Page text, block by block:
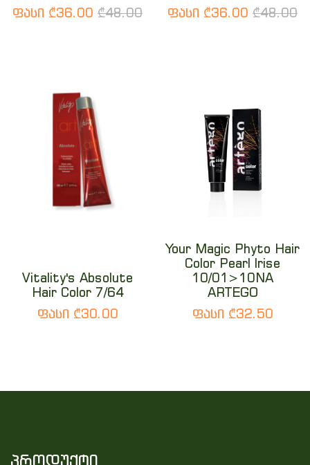
ფასი ₾36.00 ₾48.00
ფასი ₾36.00 ₾48.00
Vitality's Absolute
Hair Color 7/64
ფასი ₾30.00
Your Magic Phyto Hair
Color Pearl Irise
10/01>10NA
ARTEGO
ფასი ₾32.50
პროდუქტი